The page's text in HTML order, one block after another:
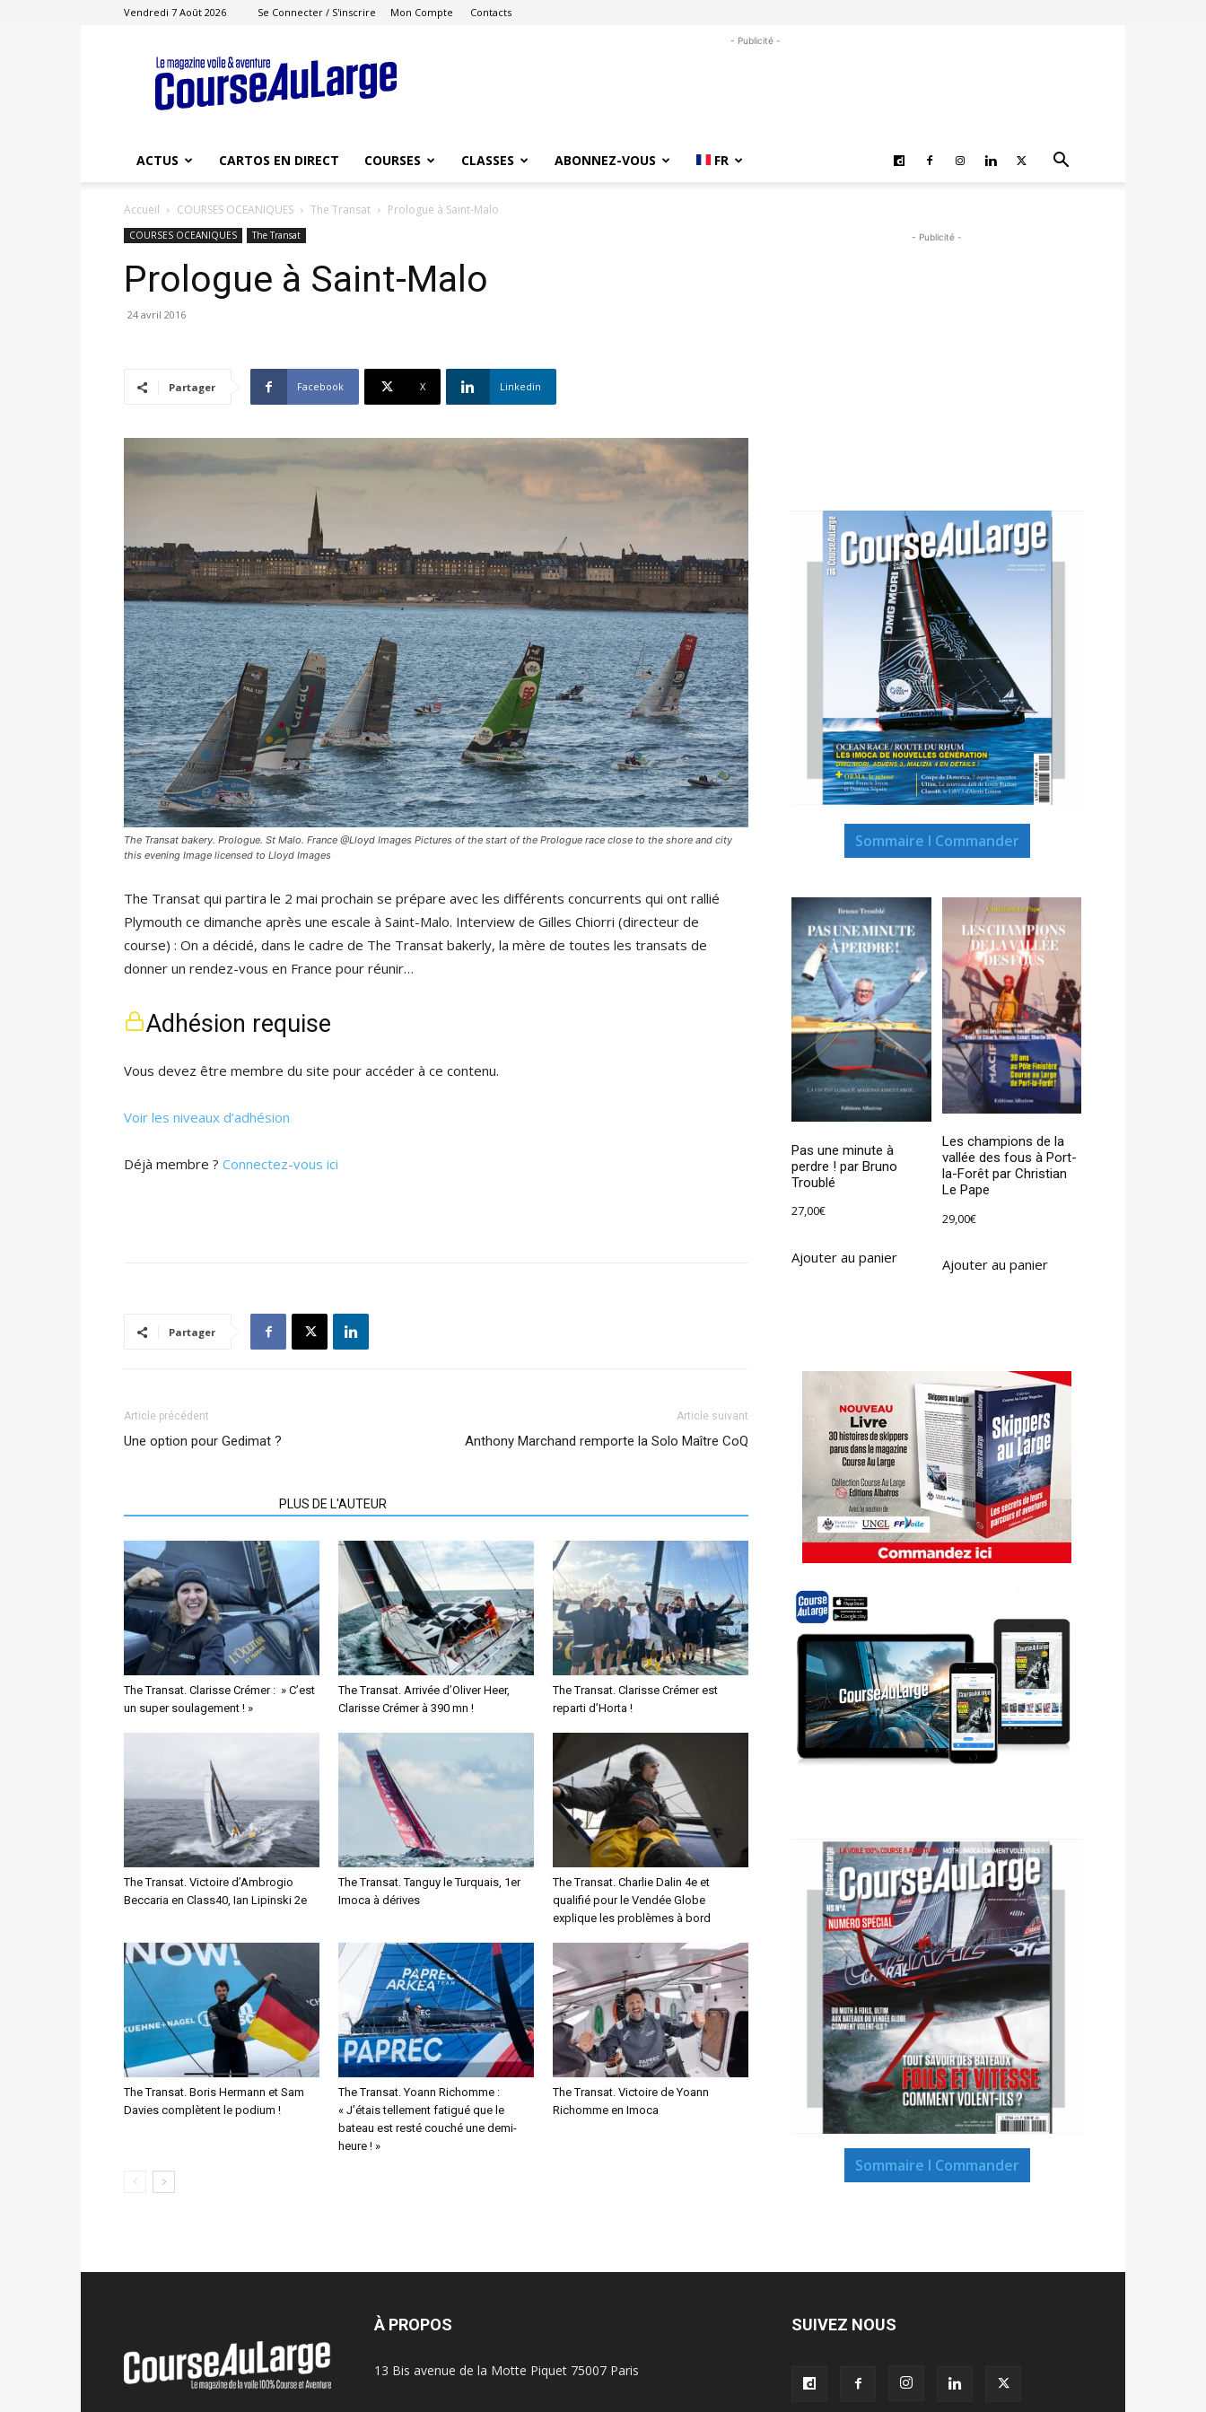
Vendredi 7 Août 2026 Se Connecter / S'inscrire Mon Compte Contacts
Course
au
Large
- Publicité -
ACTUS CARTOS EN DIRECT COURSES CLASSES ABONNEZ-VOUS FR
Accueil COURSES OCEANIQUES The Transat Prologue à Saint-Malo
COURSES OCEANIQUES The Transat
Prologue à Saint-Malo
24 avril 2016
Partager Facebook X Linkedin
The Transat bakery. Prologue. St Malo. France @Lloyd Images Pictures of the start of the Prologue race close to the shore and city
this evening Image licensed to Lloyd Images
The Transat qui partira le 2 mai prochain se prépare avec les différents concurrents qui ont rallié
Plymouth ce dimanche après une escale à Saint-Malo. Interview de Gilles Chiorri (directeur de
course) : On a décidé, dans le cadre de The Transat bakerly, la mère de toutes les transats de
donner un rendez-vous en France pour réunir…
Adhésion requise
Vous devez être membre du site pour accéder à ce contenu.
Voir les niveaux d’adhésion
Déjà membre ? Connectez-vous ici
Partager
Article précédent
Une option pour Gedimat ?
Article suivant
Anthony Marchand remporte la Solo Maître CoQ
PLUS DE L'AUTEUR
The Transat. Clarisse Crémer : » C’est
un super soulagement ! »
The Transat. Arrivée d’Oliver Heer,
Clarisse Crémer à 390 mn !
The Transat. Clarisse Crémer est
reparti d’Horta !
The Transat. Victoire d’Ambrogio
Beccaria en Class40, Ian Lipinski 2e
The Transat. Tanguy le Turquais, 1er
Imoca à dérives
The Transat. Charlie Dalin 4e et
qualifié pour le Vendée Globe
explique les problèmes à bord
The Transat. Boris Hermann et Sam
Davies complètent le podium !
The Transat. Yoann Richomme :
« J’étais tellement fatigué que le
bateau est resté couché une demi-
heure ! »
The Transat. Victoire de Yoann
Richomme en Imoca
- Publicité -
Sommaire I Commander
Pas une minute à
perdre ! par Bruno
Troublé
27,00€
Ajouter au panier
Les champions de la
vallée des fous à Port-
la-Forêt par Christian
Le Pape
29,00€
Ajouter au panier
Sommaire I Commander
À PROPOS
13 Bis avenue de la Motte Piquet 75007 Paris
SUIVEZ NOUS